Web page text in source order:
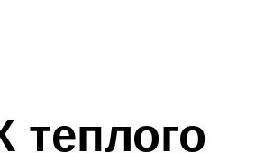
теплого